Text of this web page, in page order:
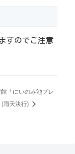
すのでご注意
「にいのみ池プレ
雨天決行)